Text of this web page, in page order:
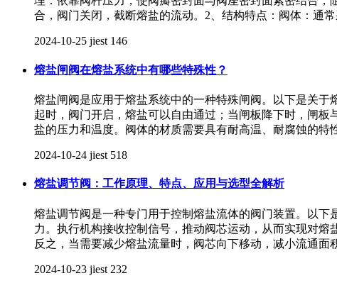
合，阀门关闭，截断熔盐的流动。2、结构特点：阀体：通
2024-10-25 jiest 146
熔盐闸阀在熔盐系统中有哪些特殊性？
熔盐闸阀是应用于熔盐系统中的一种特殊闸阀。以下是关
起时，阀门开启，熔盐可以自由通过；当闸板降下时，闸
盐的压力和温度。阀体的材质需要具有耐高温、耐腐蚀的特
2024-10-24 jiest 518
熔盐调节阀：工作原理、特点、应用与选型全解析
熔盐调节阀是一种专门用于控制熔盐流体的阀门装置。以
力。执行机构接收控制信号，推动阀芯运动，从而实现对
反之，当需要减少熔盐流量时，阀芯向下移动，减小流通面
2024-10-23 jiest 232